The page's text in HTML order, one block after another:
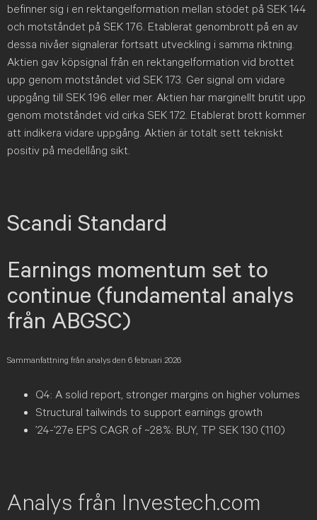
befinner sig i en rektangelformation mellan stödet på SEK 144
och motståndet på SEK 176. Etablerat genombrott på en av
dessa nivåer signalerar fortsatt utveckling i samma riktning.
Aktien gav köpsignal från en rektangelformation vid brottet
upp genom motståndet vid SEK 173. Ger signal om vidare
uppgång till SEK 196 eller mer. Aktien har marginellt brutit upp
genom motståndet vid cirka SEK 172. Etablerat brott kommer
att indikera vidare uppgång. Aktien är totalt sett tekniskt
positiv på medellång sikt.
Scandi Standard
Earnings momentum set to
continue (fundamental analys
från ABGSC)
Sammanfattning från analys den 6 februari 2026
Q4: A solid report, stronger margins on higher volumes
Structural tailwinds to support earnings growth
’24-’27e EPS CAGR of ~28%: BUY, TP SEK 130 (110)
Analys från Investech.com